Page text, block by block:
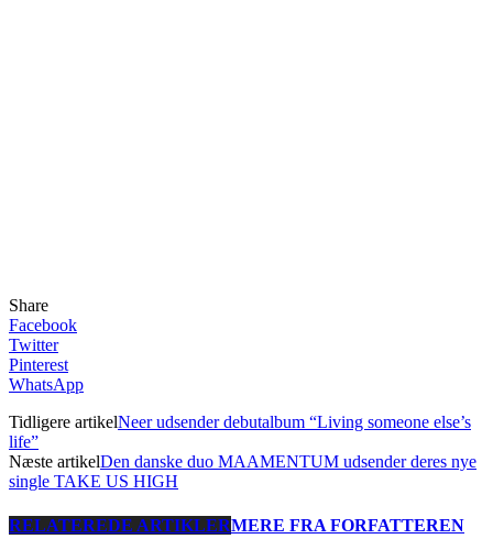
Share
Facebook
Twitter
Pinterest
WhatsApp
Tidligere artikelNeer udsender debutalbum “Living someone else’s
life”
Næste artikelDen danske duo MAAMENTUM udsender deres nye
single TAKE US HIGH
RELATEREDE ARTIKLERMERE FRA FORFATTEREN